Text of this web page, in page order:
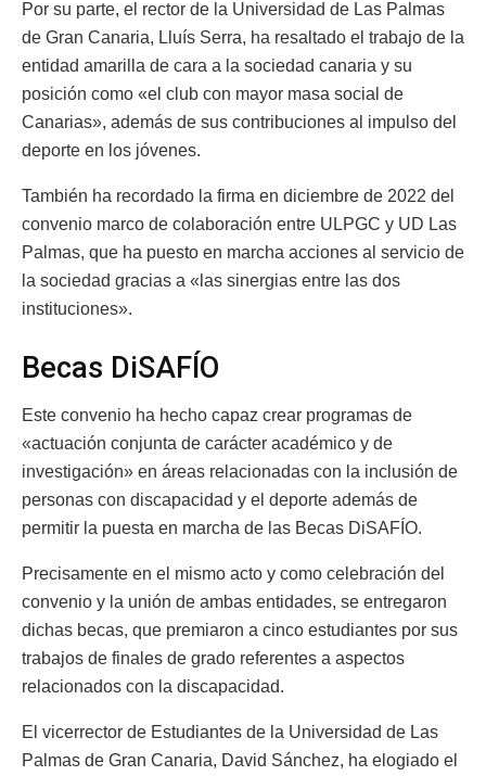
Por su parte, el rector de la Universidad de Las Palmas
de Gran Canaria, Lluís Serra, ha resaltado el trabajo de la
entidad amarilla de cara a la sociedad canaria y su
posición como «el club con mayor masa social de
Canarias», además de sus contribuciones al impulso del
deporte en los jóvenes.
También ha recordado la firma en diciembre de 2022 del
convenio marco de colaboración entre ULPGC y UD Las
Palmas, que ha puesto en marcha acciones al servicio de
la sociedad gracias a «las sinergias entre las dos
instituciones».
Becas DiSAFÍO
Este convenio ha hecho capaz crear programas de
«actuación conjunta de carácter académico y de
investigación» en áreas relacionadas con la inclusión de
personas con discapacidad y el deporte además de
permitir la puesta en marcha de las Becas DiSAFÍO.
Precisamente en el mismo acto y como celebración del
convenio y la unión de ambas entidades, se entregaron
dichas becas, que premiaron a cinco estudiantes por sus
trabajos de finales de grado referentes a aspectos
relacionados con la discapacidad.
El vicerrector de Estudiantes de la Universidad de Las
Palmas de Gran Canaria, David Sánchez, ha elogiado el